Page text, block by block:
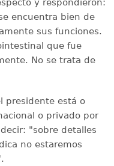
y respondieron:
encuentra bien de
sus funciones.
que fue
No se trata de
presidente está o
o privado por
"sobre detalles
no estaremos